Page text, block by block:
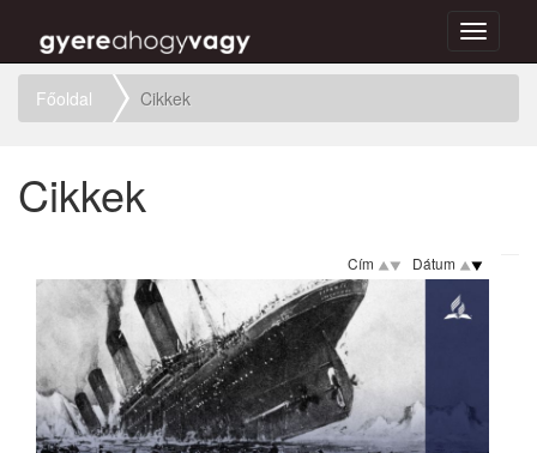
Toggle
Főoldal
Cikkek
Cikkek
Cím Dátum